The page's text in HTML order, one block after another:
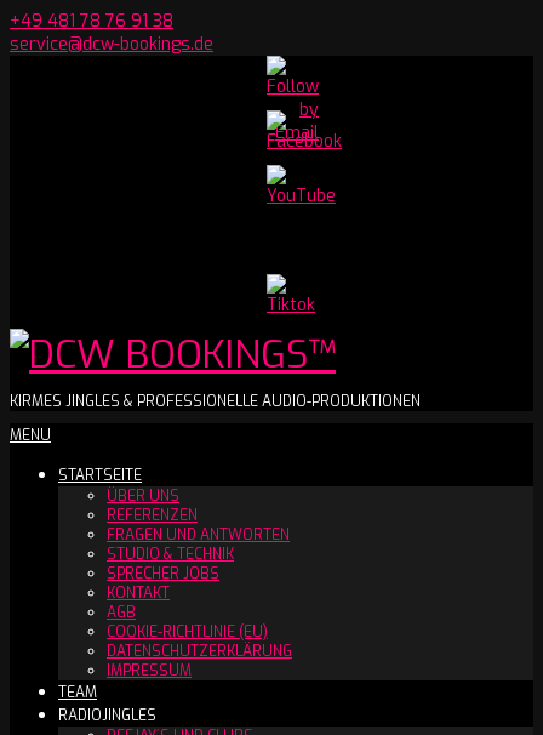
Skip
to
+49 481 78 76 91 38
service@dcw-bookings.de
Youtube
Channel
DCW
BOOKINGS™
KIRMES JINGLES & PROFESSIONELLE AUDIO-PRODUKTIONEN
Secondary
Menu
MENU
STARTSEITE
ÜBER UNS
REFERENZEN
FRAGEN UND ANTWORTEN
STUDIO & TECHNIK
SPRECHER JOBS
KONTAKT
AGB
COOKIE-RICHTLINIE (EU)
DATENSCHUTZERKLÄRUNG
IMPRESSUM
TEAM
RADIOJINGLES